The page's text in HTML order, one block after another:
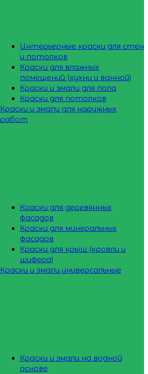
Интерьерные краски для стен
и потолков
Краски для влажных
помещений (кухни и ванной)
Краски и эмали для пола
Краски для потолков
Краски и эмали для наружных
работ
Краски для деревянных
фасадов
Краски для минеральных
фасадов
Краски для крыш (кровли и
шифера)
Краски и эмали универсальные
Краски и эмали на водной
основе